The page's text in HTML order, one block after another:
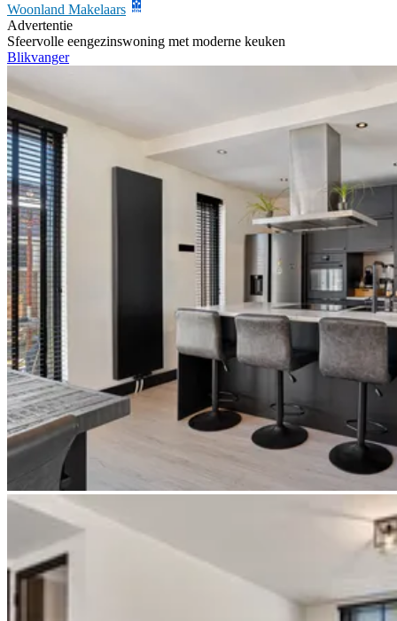
Woonland Makelaars
Advertentie
Sfeervolle eengezinswoning met moderne keuken
Blikvanger